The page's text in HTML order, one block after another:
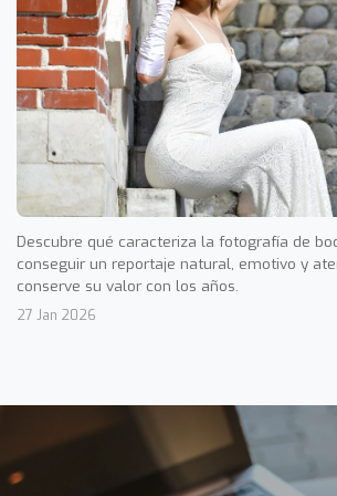
Descubre qué caracteriza la fotografía de
conseguir un reportaje natural, emotivo y
conserve su valor con los años.
27 Jan 2026